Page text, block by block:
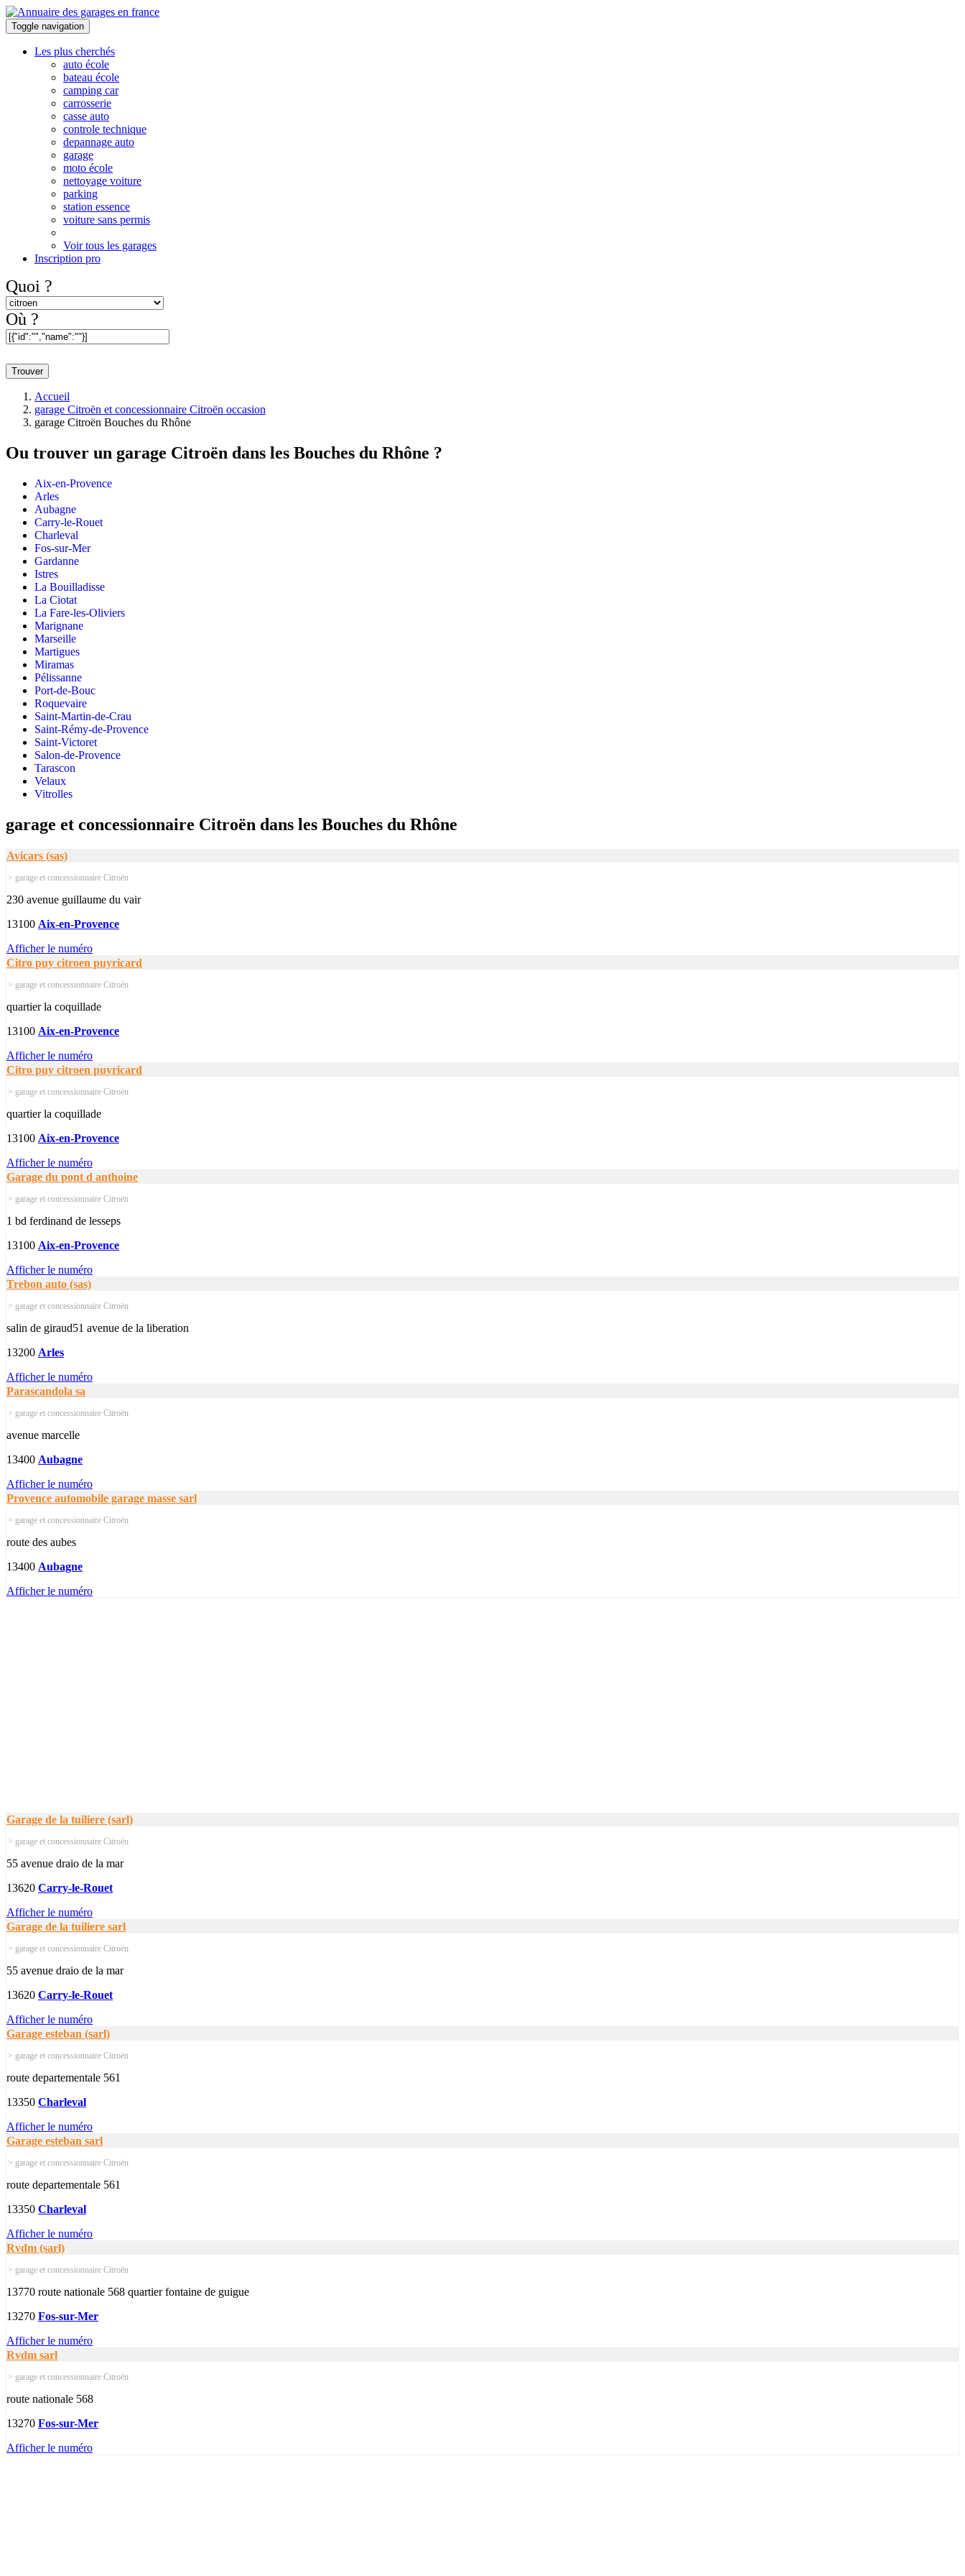
Toggle navigation
Les plus cherchés
auto école
bateau école
camping car
carrosserie
casse auto
controle technique
depannage auto
garage
moto école
nettoyage voiture
parking
station essence
voiture sans permis
Voir tous les garages
Inscription pro
Quoi ?
Où ?
Trouver
Accueil
garage Citroën et concessionnaire Citroën occasion
garage Citroën Bouches du Rhône
Ou trouver un garage Citroën dans les Bouches du Rhône ?
Aix-en-Provence
Arles
Aubagne
Carry-le-Rouet
Charleval
Fos-sur-Mer
Gardanne
Istres
La Bouilladisse
La Ciotat
La Fare-les-Oliviers
Marignane
Marseille
Martigues
Miramas
Pélissanne
Port-de-Bouc
Roquevaire
Saint-Martin-de-Crau
Saint-Rémy-de-Provence
Saint-Victoret
Salon-de-Provence
Tarascon
Velaux
Vitrolles
garage et concessionnaire Citroën dans les Bouches du Rhône
Avicars (sas)
> garage et concessionnaire Citroën
230 avenue guillaume du vair
13100 Aix-en-Provence
Afficher le numéro
Citro puy citroen puyricard
> garage et concessionnaire Citroën
quartier la coquillade
13100 Aix-en-Provence
Afficher le numéro
Citro puy citroen puyricard
> garage et concessionnaire Citroën
quartier la coquillade
13100 Aix-en-Provence
Afficher le numéro
Garage du pont d anthoine
> garage et concessionnaire Citroën
1 bd ferdinand de lesseps
13100 Aix-en-Provence
Afficher le numéro
Trebon auto (sas)
> garage et concessionnaire Citroën
salin de giraud51 avenue de la liberation
13200 Arles
Afficher le numéro
Parascandola sa
> garage et concessionnaire Citroën
avenue marcelle
13400 Aubagne
Afficher le numéro
Provence automobile garage masse sarl
> garage et concessionnaire Citroën
route des aubes
13400 Aubagne
Afficher le numéro
Garage de la tuiliere (sarl)
> garage et concessionnaire Citroën
55 avenue draio de la mar
13620 Carry-le-Rouet
Afficher le numéro
Garage de la tuiliere sarl
> garage et concessionnaire Citroën
55 avenue draio de la mar
13620 Carry-le-Rouet
Afficher le numéro
Garage esteban (sarl)
> garage et concessionnaire Citroën
route departementale 561
13350 Charleval
Afficher le numéro
Garage esteban sarl
> garage et concessionnaire Citroën
route departementale 561
13350 Charleval
Afficher le numéro
Rvdm (sarl)
> garage et concessionnaire Citroën
13770 route nationale 568 quartier fontaine de guigue
13270 Fos-sur-Mer
Afficher le numéro
Rvdm sarl
> garage et concessionnaire Citroën
route nationale 568
13270 Fos-sur-Mer
Afficher le numéro